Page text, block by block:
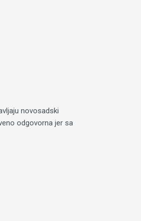
novosadski
odgovorna jer sa